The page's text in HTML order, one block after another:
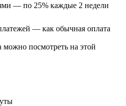
— по 25% каждые 2 недели
— как обычная оплата
можно посмотреть на этой